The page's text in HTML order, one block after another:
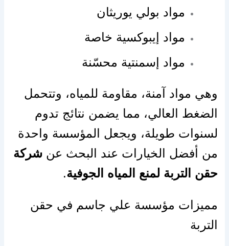
مواد بولي يوريثان
مواد إيبوكسية خاصة
مواد إسمنتية محسّنة
وهي مواد آمنة، مقاومة للمياه، وتتحمل
الضغط العالي، مما يضمن نتائج تدوم
لسنوات طويلة، ويجعل المؤسسة واحدة
من أفضل الخيارات عند البحث عنشركة
حقن التربة لمنع المياه الجوفية.
مميزات مؤسسة علي جاسم في حقن
التربة